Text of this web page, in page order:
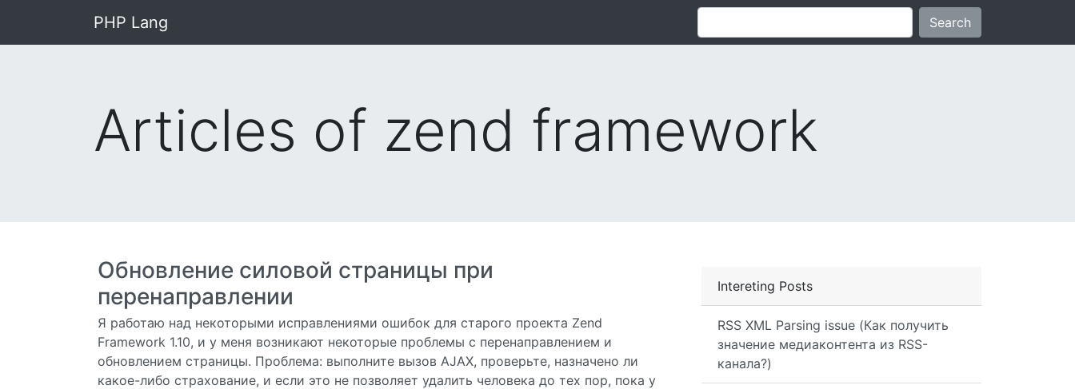
PHP Lang Search
Articles of zend framework
Обновление силовой страницы при
перенаправлении
Я работаю над некоторыми исправлениями ошибок для старого проекта Zend
Framework 1.10, и у меня возникают некоторые проблемы с перенаправлением и
обновлением страницы. Проблема: выполните вызов AJAX, проверьте, назначено ли
какое-либо страхование, и если это не позволяет удалить человека до тех пор, пока у
Intereting Posts
RSS XML Parsing issue (Как получить
значение медиаконтента из RSS-
канала?)